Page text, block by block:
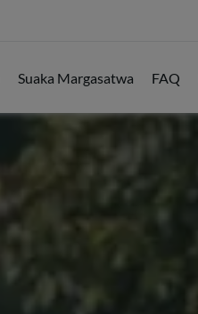
Suaka Margasatwa FAQ